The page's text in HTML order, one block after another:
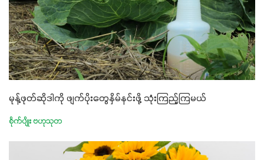
မုန့်ဖုတ်ဆိုဒါကို ဖျက်ပိုးတွေနှိမ်နင်းဖို့ သုံးကြည့်ကြမယ်
စိုက်ပျိုး ဗဟုသုတ